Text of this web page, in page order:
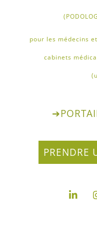
1-888-878-0562 (pour les
médicaux uniquement) cabinets
➔
PRENDRE